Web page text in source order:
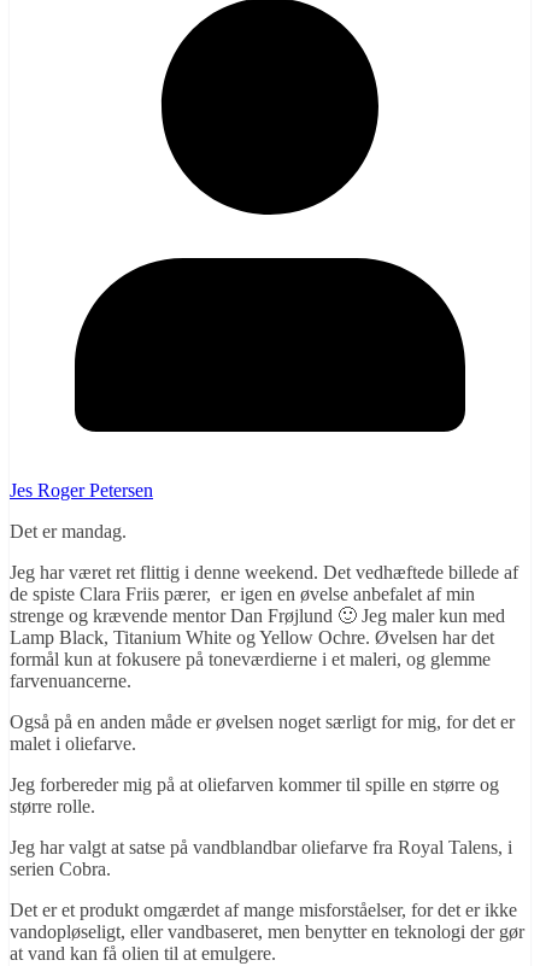
Jes Roger Petersen
Det er mandag.
Jeg har været ret flittig i denne weekend. Det vedhæftede billede af
de spiste Clara Friis pærer, er igen en øvelse anbefalet af min
strenge og krævende mentor Dan Frøjlund 🙂 Jeg maler kun med
Lamp Black, Titanium White og Yellow Ochre. Øvelsen har det
formål kun at fokusere på toneværdierne i et maleri, og glemme
farvenuancerne.
Også på en anden måde er øvelsen noget særligt for mig, for det er
malet i oliefarve.
Jeg forbereder mig på at oliefarven kommer til spille en større og
større rolle.
Jeg har valgt at satse på vandblandbar oliefarve fra Royal Talens, i
serien Cobra.
Det er et produkt omgærdet af mange misforståelser, for det er ikke
vandopløseligt, eller vandbaseret, men benytter en teknologi der gør
at vand kan få olien til at emulgere.